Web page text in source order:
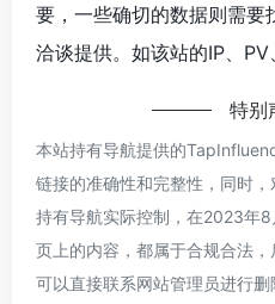
要，一些确切的数据则需
洽谈提供。如该站的IP、PV
特别
本站持有导航提供的
链接的准确性和完整性，同时
持有导航实际控制，在2023年
页上的内容，都属于合规合法，
可以直接联系网站管理员进行